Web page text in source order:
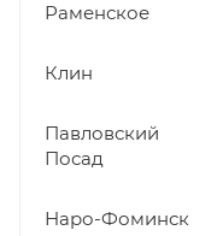
Раменское
Клин
Павловский
Посад
Наро-Фоминск